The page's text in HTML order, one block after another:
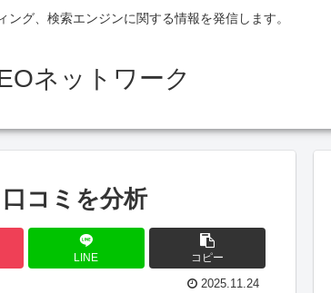
ング、検索エンジンに関する情報を発信します。
ネットワーク
コミを分析
LINE コピー
2025.11.24